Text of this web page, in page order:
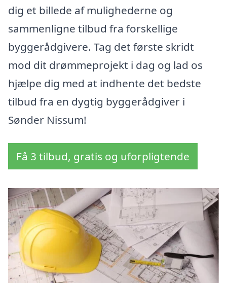
dig et billede af mulighederne og
sammenligne tilbud fra forskellige
byggerådgivere. Tag det første skridt
mod dit drømmeprojekt i dag og lad os
hjælpe dig med at indhente det bedste
tilbud fra en dygtig byggerådgiver i
Sønder Nissum!
Få 3 tilbud, gratis og uforpligtende